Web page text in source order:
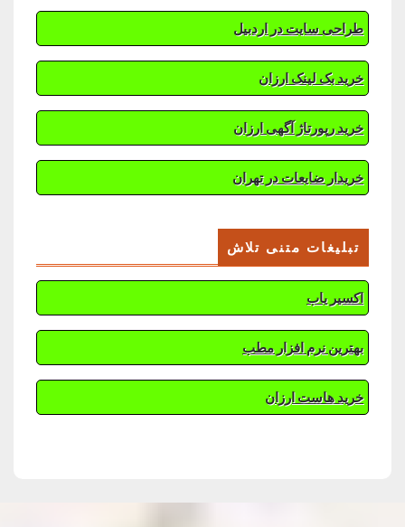
طراحی سایت در اردبیل
خرید بک لینک ارزان
خرید رپورتاژ آگهی ارزان
خریدار ضایعات در تهران
تبلیغات متنی تلاش
اکسیر یاب
بهترین نرم افزار مطب
خرید هاست ارزان